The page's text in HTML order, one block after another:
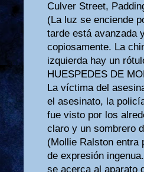
Culver Street,
(La luz se enciende
tarde está avanzada
copiosamente. La
izquierda hay un
HUESPEDES DE
La víctima del
el asesinato, la
fue visto por los
claro y un sombrero
(Mollie Ralston entra
de expresión
se acerca al aparato